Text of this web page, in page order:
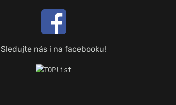
Sledujte nás i na facebooku!